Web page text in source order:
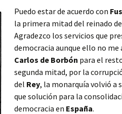
Puedo estar de acuerdo con
la primera mitad del reinado de
Agradezco los servicios que
democracia aunque ello no me
Carlos de Borbón para el
segunda mitad, por la
del Rey, la monarquía volvió a
que solución para la
democracia en España.